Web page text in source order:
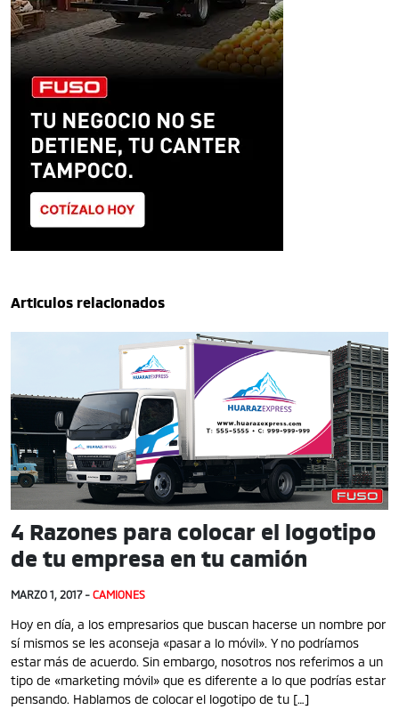
Articulos relacionados
4 Razones para colocar el logotipo
de tu empresa en tu camión
MARZO 1, 2017 - CAMIONES
Hoy en día, a los empresarios que buscan hacerse un nombre por
sí mismos se les aconseja «pasar a lo móvil». Y no podríamos
estar más de acuerdo. Sin embargo, nosotros nos referimos a un
tipo de «marketing móvil» que es diferente a lo que podrías estar
pensando. Hablamos de colocar el logotipo de tu […]